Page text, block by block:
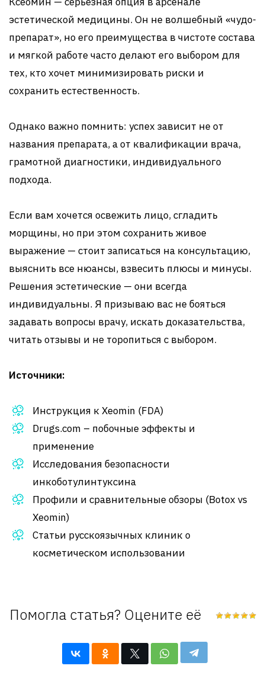
эстетической медицины. Он не волшебный «чудо-
препарат», но его преимущества в чистоте состава
и мягкой работе часто делают его выбором для
тех, кто хочет минимизировать риски и
сохранить естественность.
Однако важно помнить: успех зависит не от
названия препарата, а от квалификации врача,
грамотной диагностики, индивидуального
подхода.
Если вам хочется освежить лицо, сгладить
морщины, но при этом сохранить живое
выражение — стоит записаться на консультацию,
выяснить все нюансы, взвесить плюсы и минусы.
Решения эстетические — они всегда
индивидуальны. Я призываю вас не бояться
задавать вопросы врачу, искать доказательства,
читать отзывы и не торопиться с выбором.
Источники:
Инструкция к Xeomin (FDA)
Drugs.com – побочные эффекты и
применение
Исследования безопасности
инкоботулинтуксина
Профили и сравнительные обзоры (Botox vs
Xeomin)
Статьи русскоязычных клиник о
косметическом использовании
Помогла статья? Оцените её